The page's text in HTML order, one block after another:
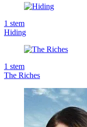
1 stem
Hiding
1 stem
The Riches